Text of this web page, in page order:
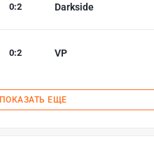
Darkside
0:2
VP
0:2
ПОКАЗАТЬ ЕЩЕ